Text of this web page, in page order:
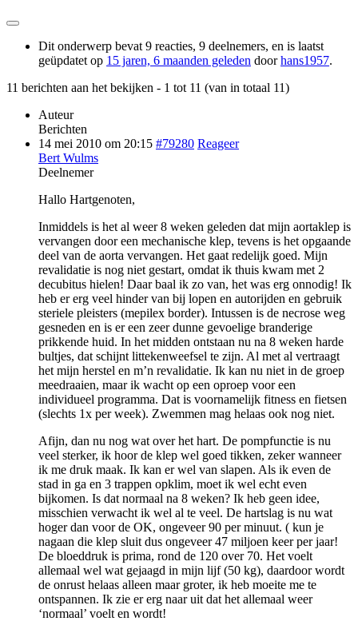
Dit onderwerp bevat 9 reacties, 9 deelnemers, en is laatst
geüpdatet op 15 jaren, 6 maanden geleden doorhans1957.
11 berichten aan het bekijken - 1 tot 11 (van in totaal 11)
Auteur
Berichten
14 mei 2010 om 20:15 #79280 Reageer
Bert Wulms
Deelnemer
Hallo Hartgenoten,
Inmiddels is het al weer 8 weken geleden dat mijn aortaklep is
vervangen door een mechanische klep, tevens is het opgaande
deel van de aorta vervangen. Het gaat redelijk goed. Mijn
revalidatie is nog niet gestart, omdat ik thuis kwam met 2
decubitus hielen! Daar baal ik zo van, het was erg onnodig! Ik
heb er erg veel hinder van bij lopen en autorijden en gebruik
steriele pleisters (mepilex border). Intussen is de necrose weg
gesneden en is er een zeer dunne gevoelige branderige
prikkende huid. In het midden ontstaan nu na 8 weken harde
bultjes, dat schijnt littekenweefsel te zijn. Al met al vertraagt
het mijn herstel en m’n revalidatie. Ik kan nu niet in de groep
meedraaien, maar ik wacht op een oproep voor een
individueel programma. Dat is voornamelijk fitness en fietsen
(slechts 1x per week). Zwemmen mag helaas ook nog niet.
Afijn, dan nu nog wat over het hart. De pompfunctie is nu
veel sterker, ik hoor de klep wel goed tikken, zeker wanneer
ik me druk maak. Ik kan er wel van slapen. Als ik even de
stad in ga en 3 trappen opklim, moet ik wel echt even
bijkomen. Is dat normaal na 8 weken? Ik heb geen idee,
misschien verwacht ik wel al te veel. De hartslag is nu wat
hoger dan voor de OK, ongeveer 90 per minuut. ( kun je
nagaan die klep sluit dus ongeveer 47 miljoen keer per jaar!
De bloeddruk is prima, rond de 120 over 70. Het voelt
allemaal wel wat gejaagd in mijn lijf (50 kg), daardoor wordt
de onrust helaas alleen maar groter, ik heb moeite me te
ontspannen. Ik zie er erg naar uit dat het allemaal weer
‘normaal’ voelt en wordt!